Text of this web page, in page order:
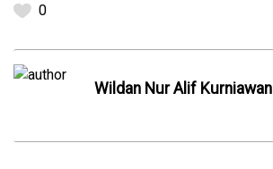
0
Wildan Nur Alif Kurniawan